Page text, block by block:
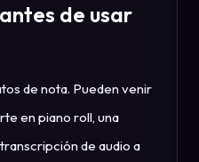
de usar
de nota. Pueden venir
en piano roll, una
de audio a